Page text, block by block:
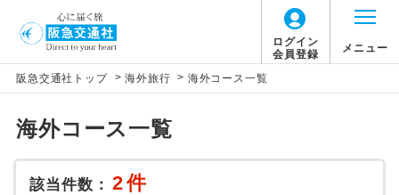
ログイン
会員登録
メニュー
阪急交通社トップ > 海外旅行 > 海外コース一覧
海外コース一覧
該当件数： 2件